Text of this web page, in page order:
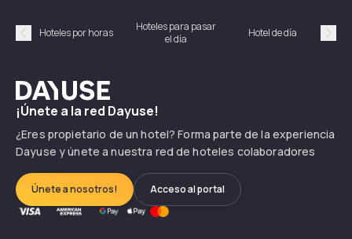
Précédent
Hoteles por horas
Hoteles para pasar
el día
Hotel de día
Dayuse
¡Únete a la red Dayuse!
¿Eres propietario de un hotel? Forma parte de la experiencia
Dayuse y únete a nuestra red de hoteles colaboradores
Únete a nosotros! Acceso al portal